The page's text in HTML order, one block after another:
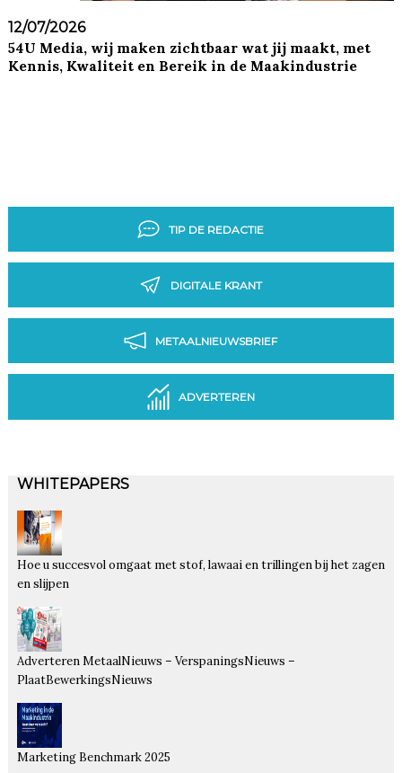
12/07/2026
54U Media, wij maken zichtbaar wat jij maakt, met
Kennis, Kwaliteit en Bereik in de Maakindustrie
TIP DE REDACTIE
DIGITALE KRANT
METAALNIEUWSBRIEF
ADVERTEREN
WHITEPAPERS
Hoe u succesvol omgaat met stof, lawaai en trillingen bij het zagen
en slijpen
Adverteren MetaalNieuws – VerspaningsNieuws –
PlaatBewerkingsNieuws
Marketing Benchmark 2025